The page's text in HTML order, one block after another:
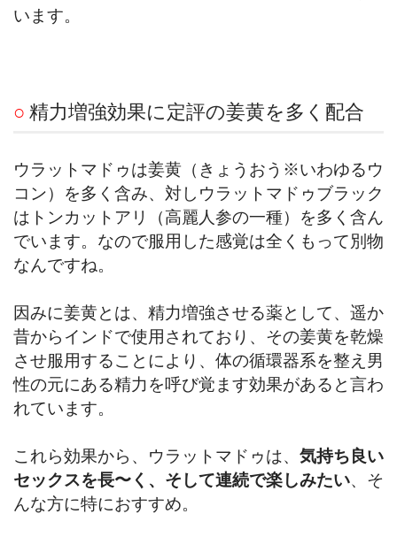
います。
○ 精力増強効果に定評の姜黄を多く配合
ウラットマドゥは姜黄（きょうおう※いわゆるウ
コン）を多く含み、対しウラットマドゥブラック
はトンカットアリ（高麗人参の一種）を多く含ん
でいます。なので服用した感覚は全くもって別物
なんですね。
因みに姜黄とは、精力増強させる薬として、遥か
昔からインドで使用されており、その姜黄を乾燥
させ服用することにより、体の循環器系を整え男
性の元にある精力を呼び覚ます効果があると言わ
れています。
これら効果から、ウラットマドゥは、 気持ち良い
セックスを長〜く、そして連続で楽しみたい、そ
んな方に特におすすめ。